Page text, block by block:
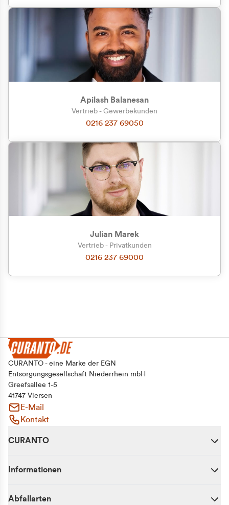
Apilash Balanesan
Vertrieb - Gewerbekunden
0216 237 69050
Julian Marek
Vertrieb - Privatkunden
0216 237 69000
CURANTO - eine Marke der EGN
Entsorgungsgesellschaft Niederrhein mbH
Greefsallee 1-5
41747 Viersen
E-Mail
Kontakt
CURANTO
Informationen
Abfallarten